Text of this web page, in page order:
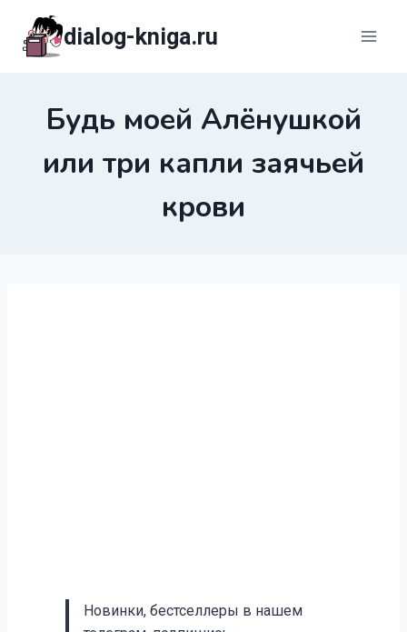
содержимому
dialog-kniga.ru
Будь моей Алёнушкой
или три капли заячьей
крови
Новинки, бестселлеры в нашем